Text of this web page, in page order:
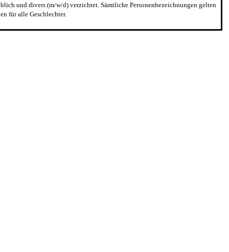
und divers (m/w/d) verzichtet. Sämtliche Personenbezeichnungen gelten
für alle Geschlechter.